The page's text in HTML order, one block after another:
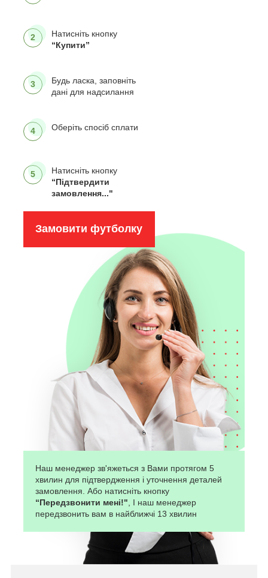
2
Натисніть кнопку
“Купити”
3
Будь ласка, заповніть
дані для надсилання
4 Оберіть спосіб сплати
5
Натисніть кнопку
“Підтвердити
замовлення..."
Замовити футболку
Наш менеджер зв'яжеться з Вами протягом 5
хвилин для підтвердження і уточнення деталей
замовлення. Або натисніть кнопку
“Передзвонити мені!", І наш менеджер
передзвонить вам в найближчі 13 хвилин